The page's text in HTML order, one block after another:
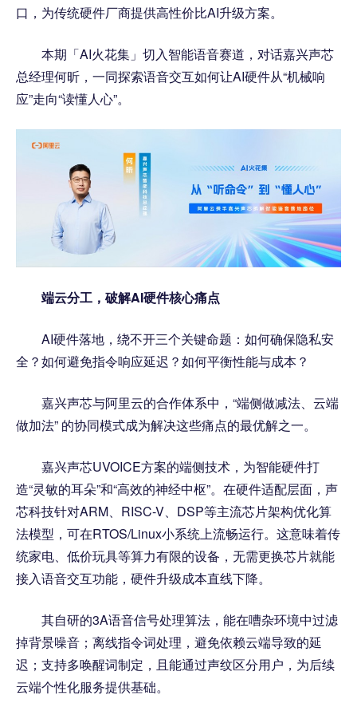
口，为传统硬件厂商提供高性价比AI升级方案。
本期「AI火花集」切入智能语音赛道，对话嘉兴声芯
总经理何昕，一同探索语音交互如何让AI硬件从“机械响
应”走向“读懂人心”。
端云分工，破解AI硬件核心痛点
AI硬件落地，绕不开三个关键命题：如何确保隐私安
全？如何避免指令响应延迟？如何平衡性能与成本？
嘉兴声芯与阿里云的合作体系中，“端侧做减法、云端
做加法” 的协同模式成为解决这些痛点的最优解之一。
嘉兴声芯UVOICE方案的端侧技术，为智能硬件打
造“灵敏的耳朵”和“高效的神经中枢”。在硬件适配层面，声
芯科技针对ARM、RISC-V、DSP等主流芯片架构优化算
法模型，可在RTOS/Linux小系统上流畅运行。这意味着传
统家电、低价玩具等算力有限的设备，无需更换芯片就能
接入语音交互功能，硬件升级成本直线下降。
其自研的3A语音信号处理算法，能在嘈杂环境中过滤
掉背景噪音；离线指令词处理，避免依赖云端导致的延
迟；支持多唤醒词制定，且能通过声纹区分用户，为后续
云端个性化服务提供基础。